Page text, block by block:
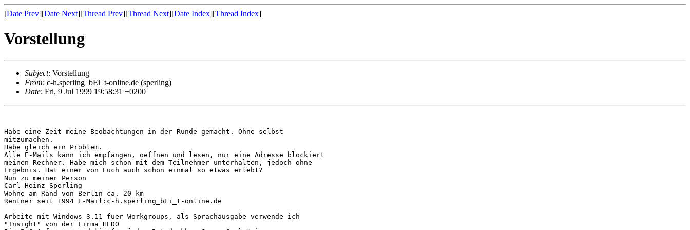
[Date Prev][Date Next][Thread Prev][Thread Next][Date Index][Thread Index]
Vorstellung
Subject: Vorstellung
From: c-h.sperling_bEi_t-online.de (sperling)
Date: Fri, 9 Jul 1999 19:58:31 +0200
Habe eine Zeit meine Beobachtungen in der Runde gemacht. Ohne selbst
mitzumachen.
Habe gleich ein Problem.
Alle E-Mails kann ich empfangen, oeffnen und lesen, nur eine Adresse blockiert
meinen Rechner. Habe mich schon mit dem Teilnehmer unterhalten, jedoch ohne
Ergebnis. Hat einer von Euch auch schon einmal so etwas erlebt?
Nun zu meiner Person
Carl-Heinz Sperling
Wohne am Rand von Berlin ca. 20 km
Rentner seit 1994 E-Mail:c-h.sperling_bEi_t-online.de
Arbeite mit Windows 3.11 fuer Workgroups, als Sprachausgabe verwende ich
"Insight" von der Firma HEDO